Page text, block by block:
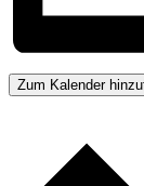
Zum Kalender